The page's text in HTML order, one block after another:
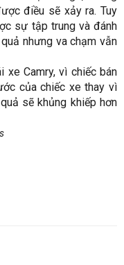
điều sẽ xảy ra. Tuy
sự tập trung và đánh
nhưng va chạm vẫn
Camry, vì chiếc bán
của chiếc xe thay vì
sẽ khủng khiếp hơn